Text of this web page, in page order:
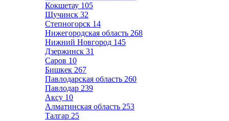
Кокшетау 105
Щучинск 32
Степногорск 14
Нижегородская область 268
Нижний Новгород 145
Дзержинск 31
Саров 10
Бишкек 267
Павлодарская область 260
Павлодар 239
Аксу 10
Алматинская область 253
Талгар 25